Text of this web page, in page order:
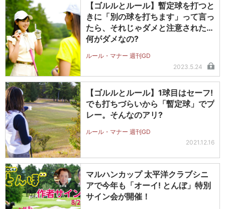
【ゴルルとルール】暫定球を打つと
きに「別の球を打ちます」って言っ
たら、それじゃダメと注意された…
何がダメなの?
ルール・マナー 週刊GD
2023.5.24
【ゴルルとルール】1球目はセーフ!
でも打ちづらいから「暫定球」でプ
レー。そんなのアリ?
ルール・マナー 週刊GD
2021.12.16
マルハンカップ 太平洋クラブシニ
アで今年も「オーイ! とんぼ」特別
サイン会が開催！